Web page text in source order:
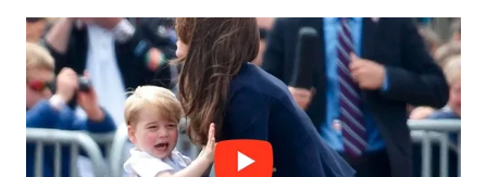
WAHANA
TRAVEL
WAHANA
TV